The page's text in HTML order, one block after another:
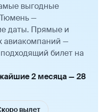
выгодные
—
даты. Прямые и
авиакомпаний —
билет на
2 месяца — 28
вылет